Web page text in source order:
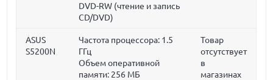
DVD-RW (чтение и запись
CD/DVD)
ASUS
S5200N
Частота процессора: 1.5
ГГц
Объем оперативной
памяти: 256 МБ
Товар
отсутствует
в
магазинах